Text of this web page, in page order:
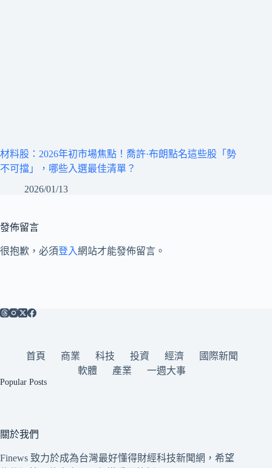
材料股：2026年初市場焦點！喬許·布朗點名這些股「勢
不可擋」，哪些入選最佳清單？
2026/01/13
發佈留言
很抱歉，必須登入網站才能發佈留言。
首頁 商業 科技 投資 經濟
國際新聞
軟體
產業 一週大事
Popular Posts
關於我們
Finews 致力於成為台灣最好懂得財經科技新聞網，希望